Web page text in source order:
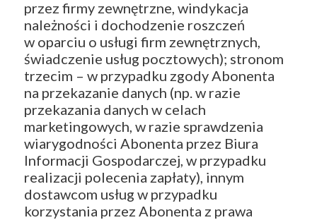
przez firmy zewnętrzne, windykacja
należności i dochodzenie roszczeń
w oparciu o usługi firm zewnętrznych,
świadczenie usług pocztowych); stronom
trzecim – w przypadku zgody Abonenta
na przekazanie danych (np. w razie
przekazania danych w celach
marketingowych, w razie sprawdzenia
wiarygodności Abonenta przez Biura
Informacji Gospodarczej, w przypadku
realizacji polecenia zapłaty), innym
dostawcom usług w przypadku
korzystania przez Abonenta z prawa